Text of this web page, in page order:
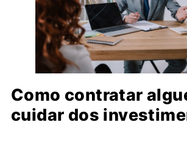
Como contratar
cuidar dos